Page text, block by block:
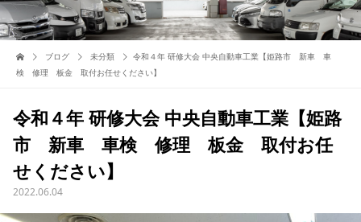
ブログ 未分類
令和４年 研修大会 中央自動車工業【姫路市 新車 車
検 修理 板金 取付お任せください】
令和４年 研修大会 中央自動車工業【姫路
市 新車 車検 修理 板金 取付お任
せください】
2022.06.04